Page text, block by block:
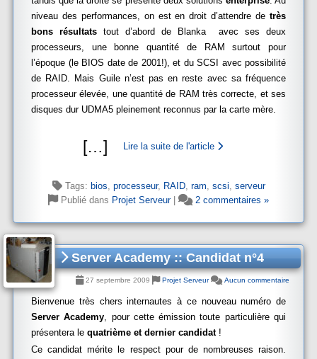
niveau des performances, on est en droit d’attendre de très
bons résultats tout d’abord de Blanka avec ses deux
processeurs, une bonne quantité de RAM surtout pour
l’époque (le BIOS date de 2001!), et du SCSI avec possibilité
de RAID. Mais Guile n’est pas en reste avec sa fréquence
processeur élevée, une quantité de RAM très correcte, et ses
disques dur UDMA5 pleinement reconnus par la carte mère.
[…] Lire la suite de l'article
Tags: bios, processeur, RAID, ram, scsi, serveur
Publié dans Projet Serveur| 2 commentaires »
Server Academy :: Candidat n°4
27 septembre 2009 Projet Serveur Aucun commentaire
Bienvenue très chers internautes à ce nouveau numéro de
Server Academy, pour cette émission toute particulière qui
présentera le quatrième et dernier candidat !
Ce candidat mérite le respect pour de nombreuses raison.